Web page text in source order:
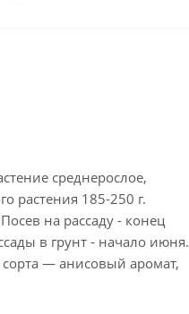
среднерослое,
растения 185-250 г.
на рассаду - конец
в грунт - начало июня.
— анисовый аромат,